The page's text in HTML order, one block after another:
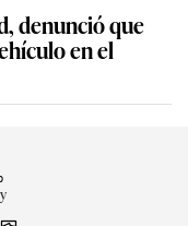
denunció que
en el